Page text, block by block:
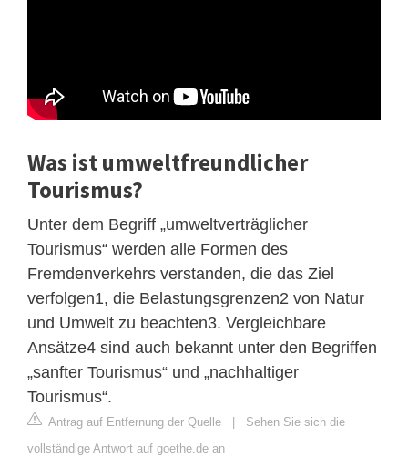
Was ist umweltfreundlicher
Tourismus?
Unter dem Begriff „umweltverträglicher
Tourismus“ werden alle Formen des
Fremdenverkehrs verstanden, die das Ziel
verfolgen1, die Belastungsgrenzen2 von Natur
und Umwelt zu beachten3. Vergleichbare
Ansätze4 sind auch bekannt unter den Begriffen
„sanfter Tourismus“ und „nachhaltiger
Tourismus“.
Antrag auf Entfernung der Quelle | Sehen Sie sich die
vollständige Antwort auf goethe.de an